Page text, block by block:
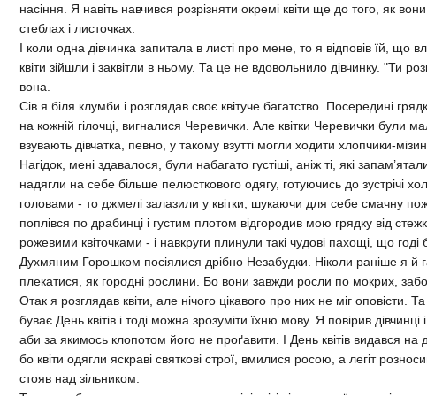
насіння. Я навіть навчився розрізняти окремі квіти ще до того, як
стеблах і листочках.
І коли одна дівчинка запитала в листі про мене, то я відповів їй, що
квіти зійшли і заквітли в ньому. Та це не вдовольнило дівчинку. "Ти
вона.
Сів я біля клумби і розглядав своє квітуче багатство. Посередині
на кожній гілочці, вигналися Черевички. Але квітки Черевички були
взувають дівчатка, певно, у такому взутті могли ходити хлопчики-
Нагідок, мені здавалося, були набагато густіші, аніж ті, які
надягли на себе більше пелюсткового одягу, готуючись до зустрічі
головами - то джмелі залазили у квітки, шукаючи для себе смачну
поплівся по драбинці і густим плотом відгородив мою грядку від
рожевими квіточками - і навкруги плинули такі чудові пахощі, що
Духмяним Горошком посіялися дрібно Незабудки. Ніколи раніше я
плекатися, як городні рослини. Бо вони завжди росли по мокрих,
Отак я розглядав квіти, але нічого цікавого про них не міг оповісти.
буває День квітів і тоді можна зрозуміти їхню мову. Я повірив дівчинці
аби за якимось клопотом його не проґавити. І День квітів видався
бо квіти одягли яскраві святкові строї, вмилися росою, а легіт
стояв над зільником.